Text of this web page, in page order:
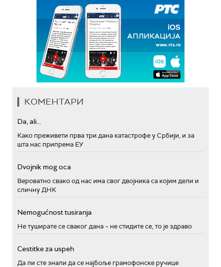
КОМЕНТАРИ
Da, ali...
Како преживети прва три дана катастрофе у Србији, и за
шта нас припрема ЕУ
Dvojnik mog oca
Вероватно свако од нас има свог двојника са којим дели и
сличну ДНК
Nemogućnost tusiranja
Не туширате се сваког дана – не стидите се, то је здраво
Cestitke za uspeh
Да ли сте знали да се најбоље грамофонске ручице